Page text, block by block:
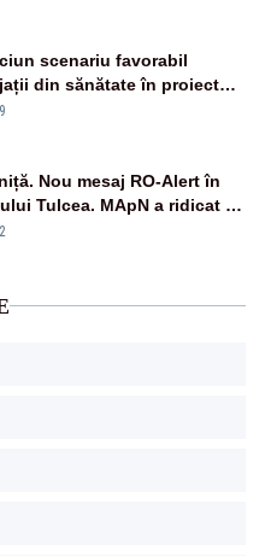
scenariu favorabil
din sănătate în proiectul
Nou mesaj RO-Alert în
Tulcea. MApN a ridicat de
F-16